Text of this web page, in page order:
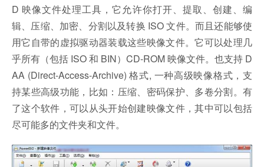
D 映像文件处理工具，它允许你打开、提取、创建、编
辑、压缩、加密、分割以及转换 ISO 文件。而且还能够使
用它自带的虚拟驱动器装载这些映像文件。它可以处理几
乎所有（包括 ISO 和 BIN）CD-ROM 映像文件。也支持 D
AA (Direct-Access-Archive) 格式, 一种高级映像格式，支
持某些高级功能，比如：压缩、密码保护、多卷分割。有
了这个软件，可以从头开始创建映像文件，其中可以包括
尽可能多的文件夹和文件。